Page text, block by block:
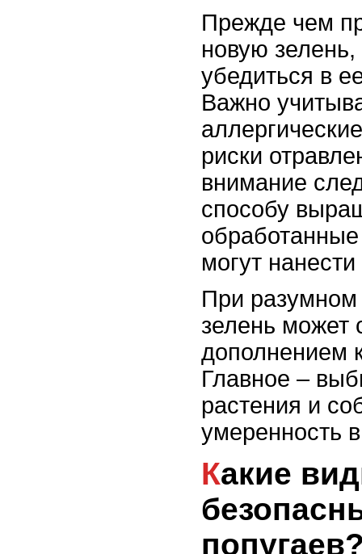
Прежде чем
новую
убедиться в
Важно
риски
внимание
способу
могут
При
зелень может
дополнением
Главное –
растения и
умеренность
Какие виды зелени